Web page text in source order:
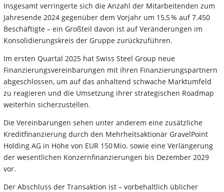
Insgesamt verringerte sich die Anzahl der Mitarbeitenden zum
Jahresende 2024 gegenüber dem Vorjahr um 15,5 % auf 7.450
Beschäftigte – ein Großteil davon ist auf Veränderungen im
Konsolidierungskreis der Gruppe zurückzuführen.
Im ersten Quartal 2025 hat Swiss Steel Group neue
Finanzierungsvereinbarungen mit ihren Finanzierungspartnern
abgeschlossen, um auf das anhaltend schwache Marktumfeld
zu reagieren und die Umsetzung ihrer strategischen Roadmap
weiterhin sicherzustellen.
Die Vereinbarungen sehen unter anderem eine zusätzliche
Kreditfinanzierung durch den Mehrheitsaktionär GravelPoint
Holding AG in Höhe von EUR 150 Mio. sowie eine Verlängerung
der wesentlichen Konzernfinanzierungen bis Dezember 2029
vor.
Der Abschluss der Transaktion ist – vorbehaltlich üblicher